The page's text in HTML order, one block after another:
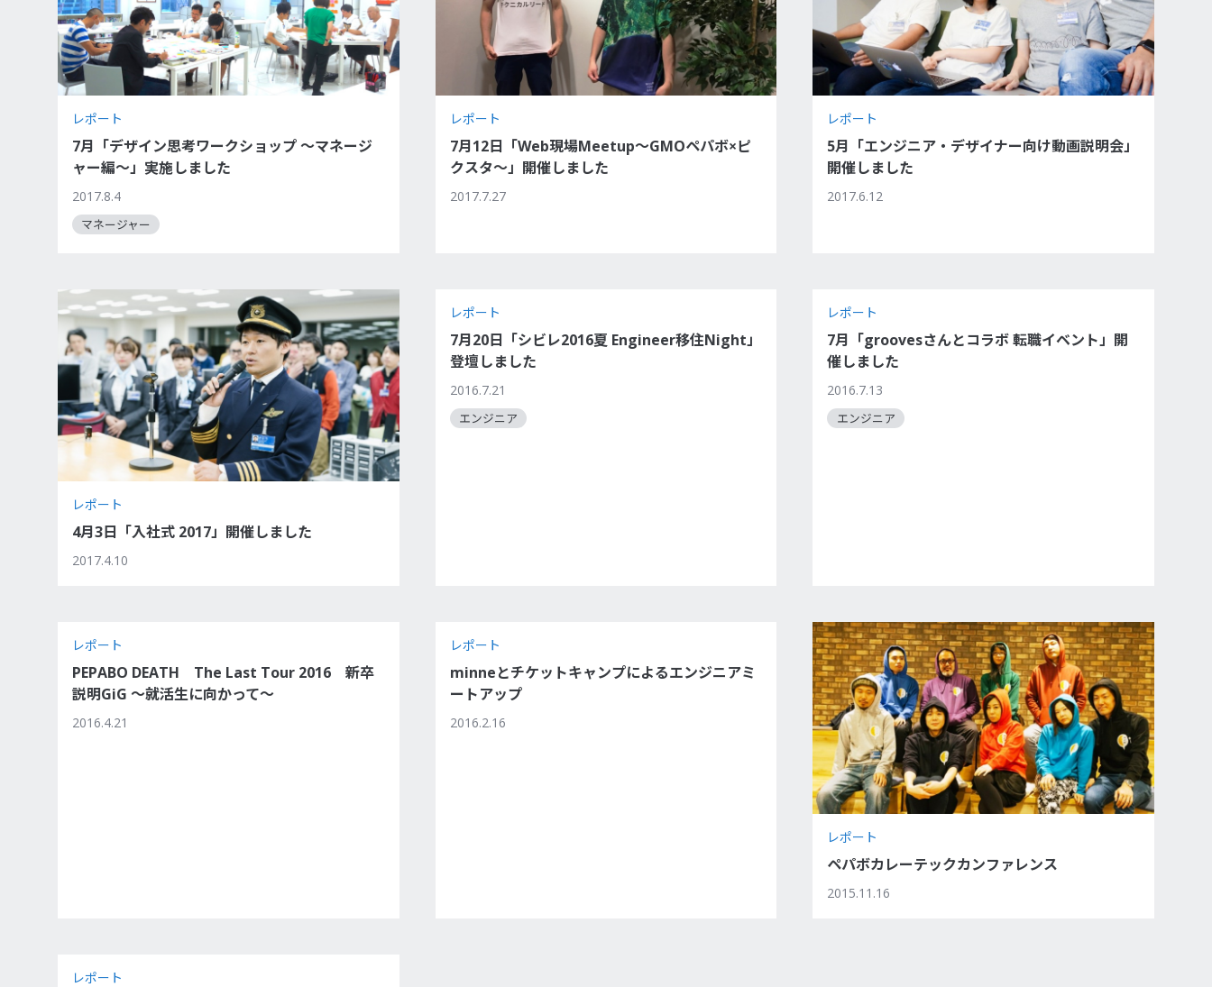
レポート
7月「デザイン思考ワークショップ 〜マネージ
ャー編〜」実施しました
2017.8.4
マネージャー
レポート
7月12日「Web現場Meetup〜GMOペパボ×ピ
クスタ〜」開催しました
2017.7.27
レポート
5月「エンジニア・デザイナー向け動画説明会」
開催しました
2017.6.12
レポート
4月3日「入社式 2017」開催しました
2017.4.10
レポート
7月20日「シビレ2016夏 Engineer移住Night」
登壇しました
2016.7.21
エンジニア
レポート
7月「groovesさんとコラボ 転職イベント」開
催しました
2016.7.13
エンジニア
レポート
PEPABO DEATH The Last Tour 2016 新卒
説明GiG ～就活生に向かって～
2016.4.21
レポート
minneとチケットキャンプによるエンジニアミ
ートアップ
2016.2.16
レポート
ペパボカレーテックカンファレンス
2015.11.16
レポート